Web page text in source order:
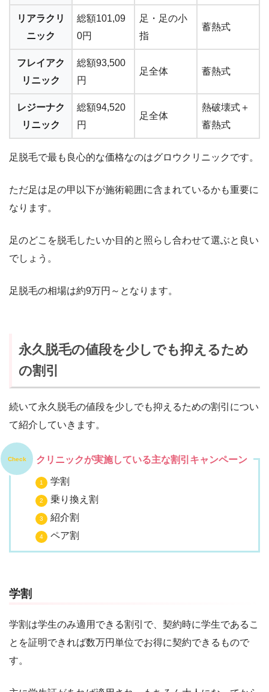
リアラクリ
ニック
総額101,09
0円
足・足の小
指
蓄熱式
フレイアク
リニック
総額93,500
円
足全体 蓄熱式
レジーナク
リニック
総額94,520
円
足全体
熱破壊式＋
蓄熱式
足脱毛で最も良心的な価格なのはグロウクリニックです。
ただ足は足の甲以下が施術範囲に含まれているかも重要に
なります。
足のどこを脱毛したいか目的と照らし合わせて選ぶと良い
でしょう。
足脱毛の相場は約9万円～となります。
永久脱毛の値段を少しでも抑えるため
の割引
続いて永久脱毛の値段を少しでも抑えるための割引につい
て紹介していきます。
Check クリニックが実施している主な割引キャンペーン
学割
乗り換え割
紹介割
ペア割
学割
学割は学生のみ適用できる割引で、契約時に学生であるこ
とを証明できれば数万円単位でお得に契約できるもので
す。